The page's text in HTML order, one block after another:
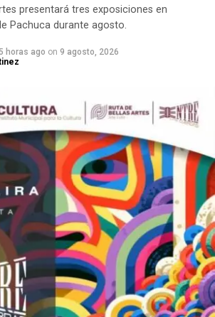
presentará tres exposiciones en
Pachuca durante agosto.
horas ago on 9 agosto, 2026